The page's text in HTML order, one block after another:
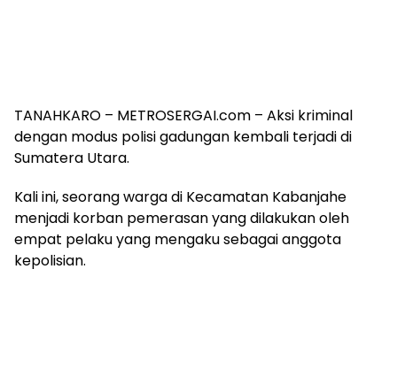
TANAHKARO – METROSERGAI.com – Aksi kriminal
dengan modus polisi gadungan kembali terjadi di
Sumatera Utara.
Kali ini, seorang warga di Kecamatan Kabanjahe
menjadi korban pemerasan yang dilakukan oleh
empat pelaku yang mengaku sebagai anggota
kepolisian.